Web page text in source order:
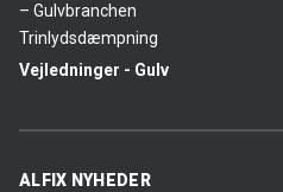
– Gulvbranchen
Trinlydsdæmpning
Vejledninger - Gulv
ALFIX NYHEDER